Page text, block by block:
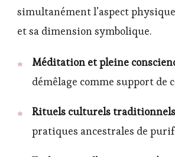
simultanément l’aspect
et sa dimension symbolique.
Méditation et pleine
démêlage comme support de
Rituels culturels traditionnels
pratiques ancestrales de